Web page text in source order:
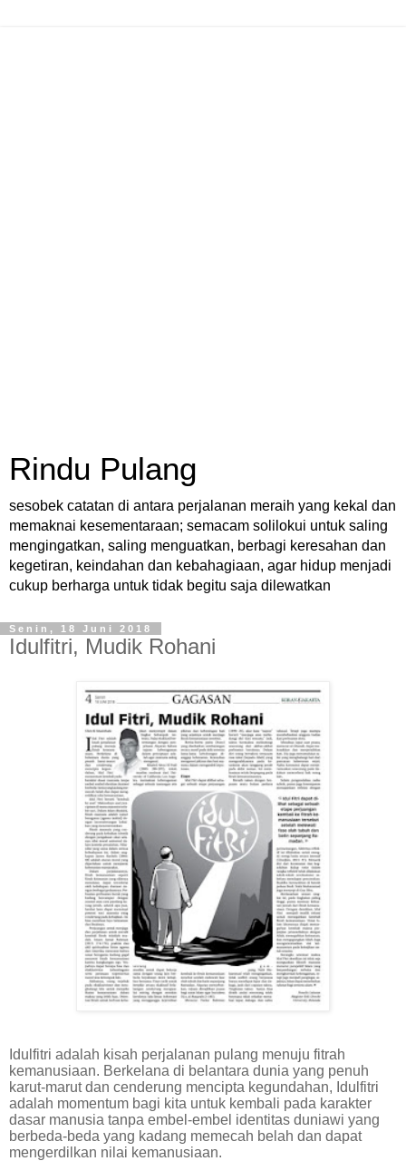
Rindu Pulang
sesobek catatan di antara perjalanan meraih yang kekal dan
memaknai kesementaraan; semacam solilokui untuk saling
mengingatkan, saling menguatkan, berbagi keresahan dan
kegetiran, keindahan dan kebahagiaan, agar hidup menjadi
cukup berharga untuk tidak begitu saja dilewatkan
Senin, 18 Juni 2018
Idulfitri, Mudik Rohani
Idulfitri adalah kisah perjalanan pulang menuju fitrah
kemanusiaan. Berkelana di belantara dunia yang penuh
karut-marut dan cenderung mencipta kegundahan, Idulfitri
adalah momentum bagi kita untuk kembali pada karakter
dasar manusia tanpa embel-embel identitas duniawi yang
berbeda-beda yang kadang memecah belah dan dapat
mengerdilkan nilai kemanusiaan.